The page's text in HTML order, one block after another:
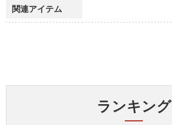
関連アイテム
ランキング